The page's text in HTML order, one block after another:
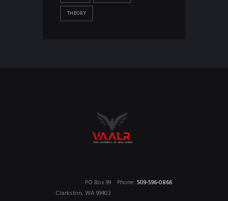
THEORY
Phone: 509-596-0866
PO Box 99
Clarkston, WA 99403